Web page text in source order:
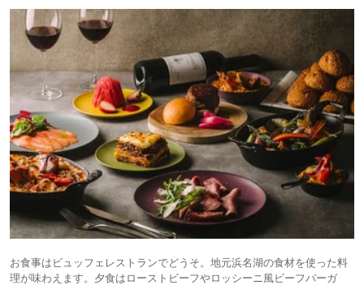
お食事はビュッフェレストランでどうそ。地元浜名湖の食材を使った料
理が味わえます。夕食はローストビーフやロッシーニ風ビーフバーガ